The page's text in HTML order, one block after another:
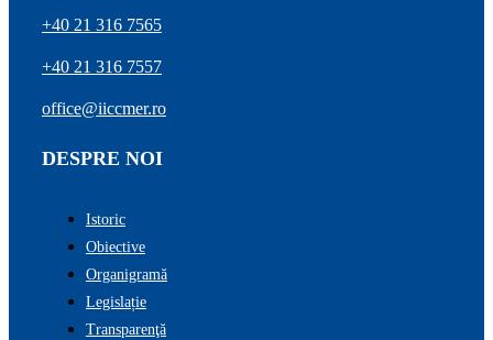
+40 21 316 7565
+40 21 316 7557
office@iiccmer.ro
DESPRE NOI
Istoric
Obiective
Organigramă
Legislație
Transparenţă